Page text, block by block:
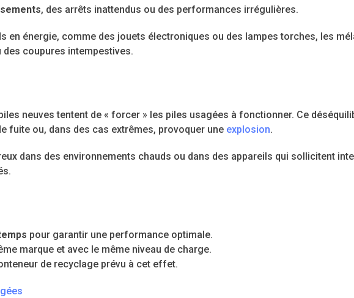
, des arrêts inattendus ou des performances irrégulières.
en énergie, comme des jouets électroniques ou des lampes torches, les
coupures intempestives.
neuves tentent de « forcer » les piles usagées à fonctionner. Ce
fuite ou, dans des cas extrêmes, provoquer une explosion.
dans des environnements chauds ou dans des appareils qui sollicitent
pour garantir une performance optimale.
marque et avec le même niveau de charge.
de recyclage prévu à cet effet.